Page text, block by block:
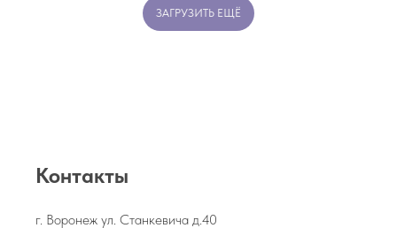
ЗАГРУЗИТЬ ЕЩЁ
Контакты
г. Воронеж ул. Станкевича д.40